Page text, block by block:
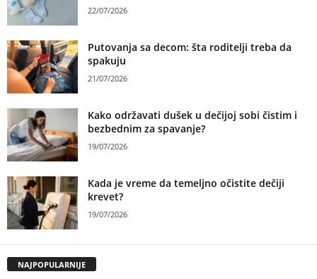
22/07/2026
Putovanja sa decom: šta roditelji treba da
spakuju
21/07/2026
Kako održavati dušek u dečijoj sobi čistim i
bezbednim za spavanje?
19/07/2026
Kada je vreme da temeljno očistite dečiji
krevet?
19/07/2026
NAJPOPULARNIJE